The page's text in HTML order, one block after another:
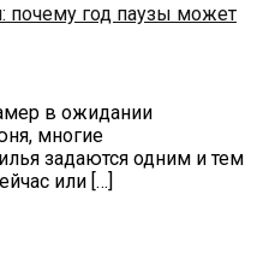
почему год паузы может
в ожидании
многие
задаются одним и тем
или […]